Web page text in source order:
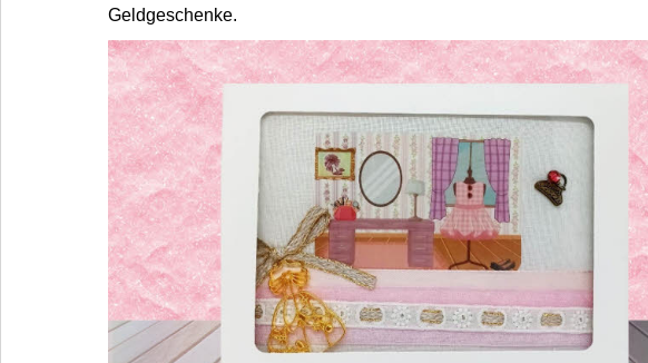
Geldgeschenke.